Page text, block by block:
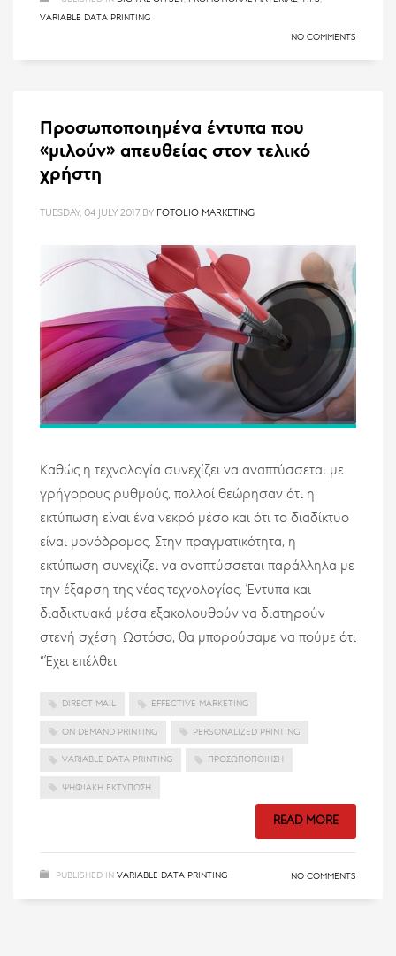
VARIABLE DATA PRINTING
NO COMMENTS
Προσωποποιημένα έντυπα που
«μιλούν» απευθείας στον τελικό
χρήστη
TUESDAY, 04 JULY 2017 BY FOTOLIO MARKETING
Καθώς η τεχνολογία συνεχίζει να αναπτύσσεται με
γρήγορους ρυθμούς, πολλοί θεώρησαν ότι η
εκτύπωση είναι ένα νεκρό μέσο και ότι το διαδίκτυο
είναι μονόδρομος. Στην πραγματικότητα, η
εκτύπωση συνεχίζει να αναπτύσσεται παράλληλα με
την έξαρση της νέας τεχνολογίας. Έντυπα και
διαδικτυακά μέσα εξακολουθούν να διατηρούν
στενή σχέση. Ωστόσο, θα μπορούσαμε να πούμε ότι
“Έχει επέλθει
DIRECT MAIL EFFECTIVE MARKETING
ON DEMAND PRINTING PERSONALIZED PRINTING
VARIABLE DATA PRINTING ΠΡΟΣΩΠΟΠΟΊΗΣΗ
ΨΗΦΙΑΚΉ ΕΚΤΎΠΩΣΗ
READ MORE
PUBLISHED IN VARIABLE DATA PRINTING NO COMMENTS